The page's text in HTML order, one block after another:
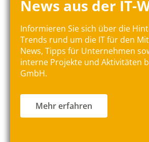
News aus der IT-
Informieren Sie sich über die
Trends rund um die IT für den
News, Tipps für Unternehmen
interne Projekte und Aktivitäten
GmbH.
Mehr erfahren